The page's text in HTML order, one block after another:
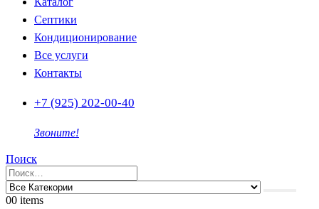
Септики
Кондиционирование
Все услуги
Контакты
+7 (925) 202-00-40
Звоните!
Поиск
00 items